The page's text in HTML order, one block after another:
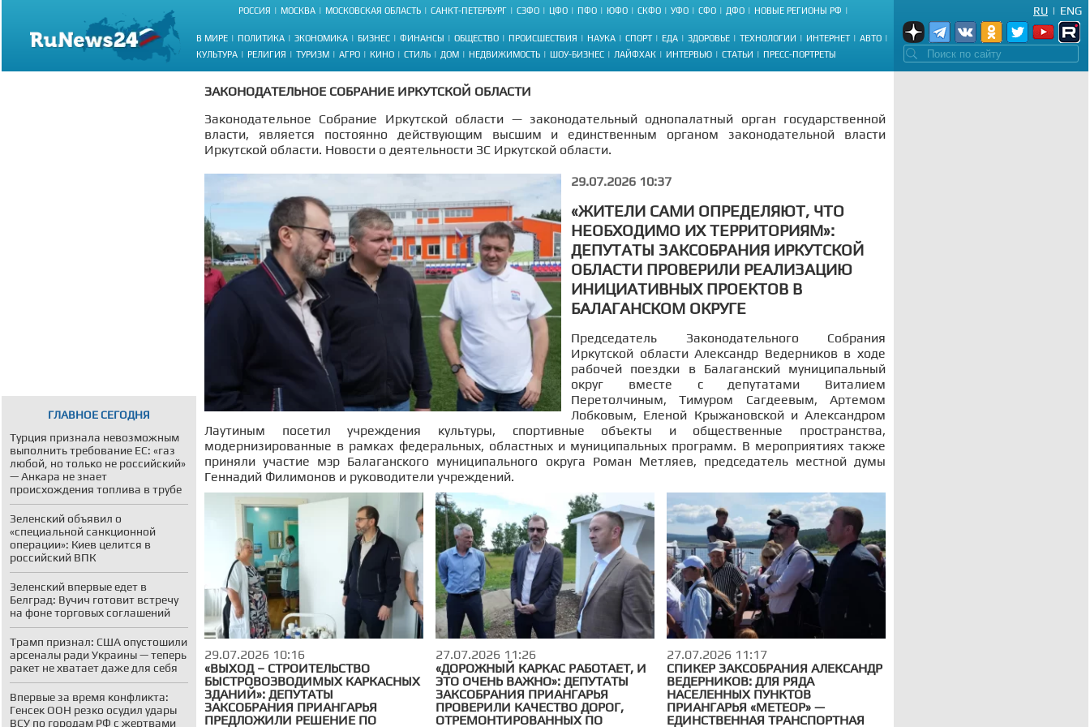
РОССИЯ МОСКВА МОСКОВСКАЯ ОБЛАСТЬ САНКТ-ПЕТЕРБУРГ СЗФО ЦФО ПФО ЮФО СКФО УФО СФО ДФО НОВЫЕ РЕГИОНЫ РФ
В МИРЕ ПОЛИТИКА ЭКОНОМИКА БИЗНЕС ФИНАНСЫ ОБЩЕСТВО ПРОИСШЕСТВИЯ НАУКА СПОРТ ЕДА ЗДОРОВЬЕ ТЕХНОЛОГИИ ИНТЕРНЕТ
АВТО
КУЛЬТУРА
РЕЛИГИЯ ТУРИЗМ АГРО КИНО СТИЛЬ ДОМ НЕДВИЖИМОСТЬ ШОУ-БИЗНЕС ЛАЙФХАК ИНТЕРВЬЮ СТАТЬИ ПРЕСС-ПОРТРЕТЫ
ENG
|
RU
ГЛАВНОЕ СЕГОДНЯ
Турция признала невозможным
выполнить требование ЕС: «газ
любой, но только не российский»
— Анкара не знает
происхождения топлива в трубе
Зеленский объявил о
«специальной санкционной
операции»: Киев целится в
российский ВПК
Зеленский впервые едет в
Белград: Вучич готовит встречу
на фоне торговых соглашений
Трамп признал: США опустошили
арсеналы ради Украины — теперь
ракет не хватает даже для себя
Впервые за время конфликта:
Генсек ООН резко осудил удары
ВСУ по городам РФ с жертвами
ЗАКОНОДАТЕЛЬНОЕ СОБРАНИЕ ИРКУТСКОЙ ОБЛАСТИ
Законодательное Собрание Иркутской области — законодательный однопалатный орган государственной
власти, является постоянно действующим высшим и единственным органом законодательной власти
Иркутской области. Новости о деятельности ЗС Иркутской области.
29.07.2026 10:37
«ЖИТЕЛИ САМИ ОПРЕДЕЛЯЮТ, ЧТО
НЕОБХОДИМО ИХ ТЕРРИТОРИЯМ»:
ДЕПУТАТЫ ЗАКСОБРАНИЯ ИРКУТСКОЙ
ОБЛАСТИ ПРОВЕРИЛИ РЕАЛИЗАЦИЮ
ИНИЦИАТИВНЫХ ПРОЕКТОВ В
БАЛАГАНСКОМ ОКРУГЕ
Председатель Законодательного Собрания
Иркутской области Александр Ведерников в ходе
рабочей поездки в Балаганский муниципальный
округ вместе с депутатами Виталием
Перетолчиным, Тимуром Сагдеевым, Артемом
Лобковым, Еленой Крыжановской и Александром
Лаутиным посетил учреждения культуры, спортивные объекты и общественные пространства,
модернизированные в рамках федеральных, областных и муниципальных программ. В мероприятиях также
приняли участие мэр Балаганского муниципального округа Роман Метляев, председатель местной думы
Геннадий Филимонов и руководители учреждений.
29.07.2026 10:16
«ВЫХОД – СТРОИТЕЛЬСТВО
БЫСТРОВОЗВОДИМЫХ КАРКАСНЫХ
ЗДАНИЙ»: ДЕПУТАТЫ
ЗАКСОБРАНИЯ ПРИАНГАРЬЯ
ПРЕДЛОЖИЛИ РЕШЕНИЕ ПО
27.07.2026 11:26
«ДОРОЖНЫЙ КАРКАС РАБОТАЕТ, И
ЭТО ОЧЕНЬ ВАЖНО»: ДЕПУТАТЫ
ЗАКСОБРАНИЯ ПРИАНГАРЬЯ
ПРОВЕРИЛИ КАЧЕСТВО ДОРОГ,
ОТРЕМОНТИРОВАННЫХ ПО
27.07.2026 11:17
СПИКЕР ЗАКСОБРАНИЯ АЛЕКСАНДР
ВЕДЕРНИКОВ: ДЛЯ РЯДА
НАСЕЛЕННЫХ ПУНКТОВ
ПРИАНГАРЬЯ «МЕТЕОР» —
ЕДИНСТВЕННАЯ ТРАНСПОРТНАЯ